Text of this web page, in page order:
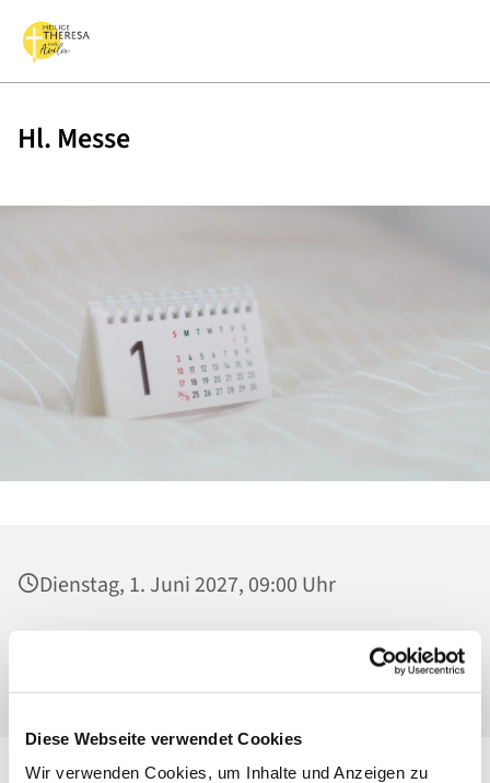
Diese Webseite verwendet Cookies
Wir verwenden Cookies, um Inhalte und Anzeigen zu
Hl. Messe
Dienstag, 1. Juni 2027, 09:00 Uhr
St. Josef - Berlin-Weißensee, Pfarrkirche,